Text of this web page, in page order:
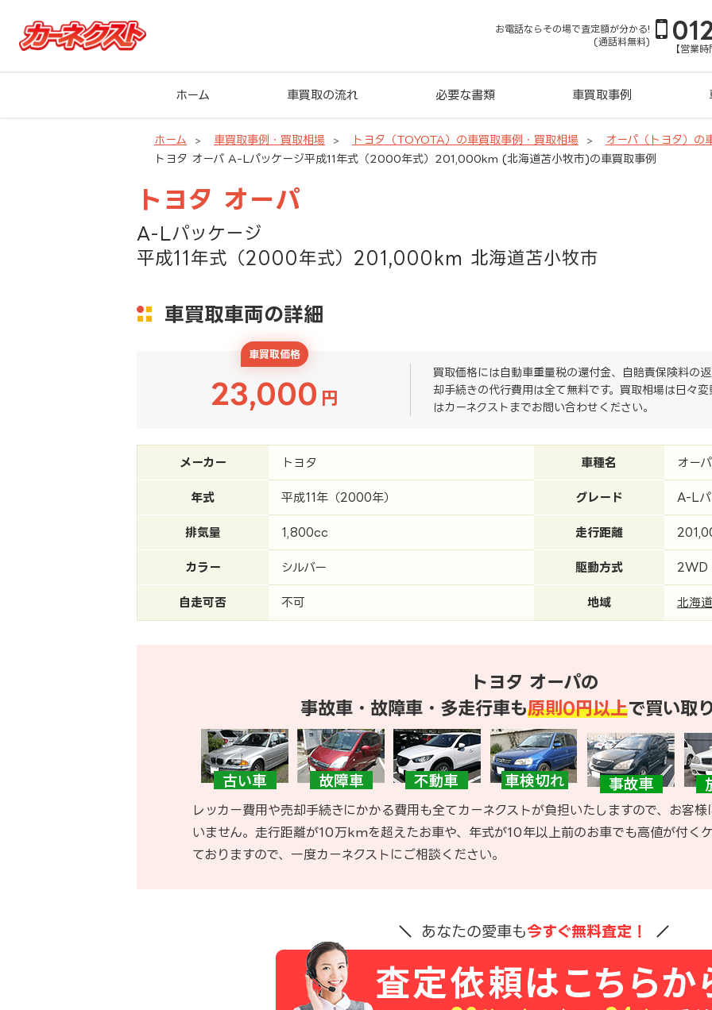
お電話ならその場で査定額が分かる!
(通話料無料)
【営業
ホーム 車買取の流れ 必要な書類 車買取事例
ホーム 車買取事例・買取相場 トヨタ（TOYOTA）の車買取事例・買取相場
オーパ（トヨタ）の
トヨタ オーパ A-Lパッケージ平成11年式（2000年式）201,000km (北海道苫小牧市)の車買取事例
トヨタ オーパ
A-Lパッケージ
平成11年式（2000年式）201,000km 北海道苫小牧市
車買取車両の詳細
車買取価格
23,000 円
買取価格には自動車重量税の還付金、自賠責保険料の
却手続きの代行費用は全て無料です。買取相場は日々
はカーネクストまでお問い合わせください。
メーカー トヨタ 車種名 オーパ
年式 平成11年（2000年） グレード A-Lパ
排気量 1,800cc 走行距離
カラー シルバー 駆動方式 2WD
自走可否 不可 地域 北海道
トヨタ オーパの
事故車・故障車・多走行車も原則0円以上で買い取
レッカー費用や売却手続きにかかる費用も全てカーネクストが負担いたしますので、お客
いません。走行距離が10万kmを超えたお車や、年式が10年以上前のお車でも高値が付く
ておりますので、一度カーネクストにご相談ください。
あなたの愛車も今すぐ無料査定！